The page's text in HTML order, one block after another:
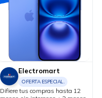
Electromart
OFERTA ESPECIAL.
Difiere tus compras hasta 12